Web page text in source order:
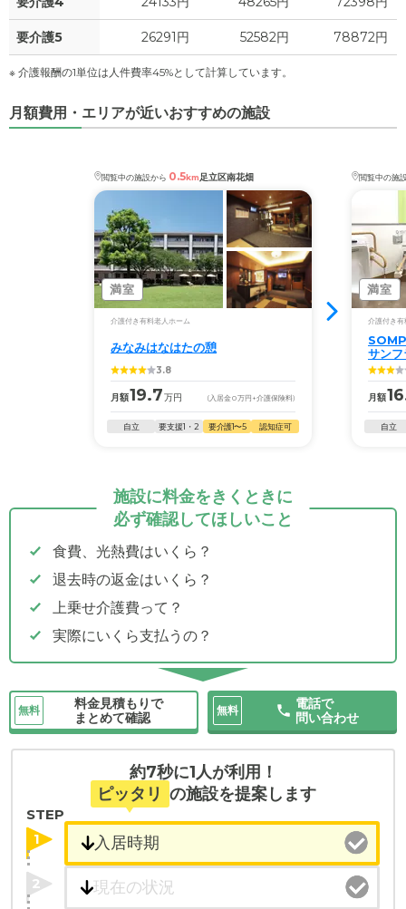
要介護5 26291円 52582円 78872円
※ 介護報酬の1単位は人件費率45%として計算しています。
月額費用・エリアが近いおすすめの施設
閲覧中の施設から 0.5km足立区南花畑
満室
介護付き有料老人ホーム
みなみはなはたの憩
3.8
月額19.7万円 (入居金0万円 +介護保険料)
自立 要支援1・2 要介護1〜5 認知症可
閲覧中の施
満室
介護付き有
サン
月額
自立
施設に料金をきくときに
必ず確認してほしいこと
食費、光熱費はいくら？
退去時の返金はいくら？
上乗せ介護費って？
実際にいくら支払うの？
無料
料金見積もりで
まとめて確認
無料
電話で
問い合わせ
約7秒に1人が利用！
ピッタリ の施設を提案します
STEP
1
2